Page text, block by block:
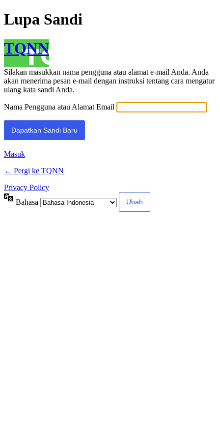
Lupa Sandi
TQNN
Silakan masukkan nama pengguna atau alamat e-mail Anda. Anda
akan menerima pesan e-mail dengan instruksi tentang cara mengatur
ulang kata sandi Anda.
Nama Pengguna atau Alamat Email
Masuk
← Pergi ke TQNN
Privacy Policy
Bahasa